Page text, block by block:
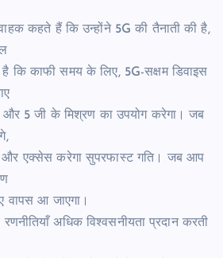
कहते हैं कि उन्होंने 5G की तैनाती की है,
कि काफी समय के लिए, 5G-सक्षम डिवाइस
और 5 जी के मिश्रण का उपयोग करेगा। जब
और एक्सेस करेगा सुपरफास्ट गति। जब आप
वापस आ जाएगा।
अधिक विश्वसनीयता प्रदान करती